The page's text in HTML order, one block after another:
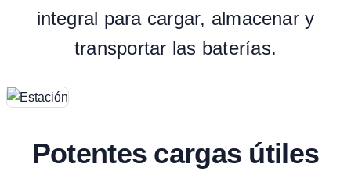
integral para cargar, almacenar y
transportar las baterías.
Potentes cargas útiles